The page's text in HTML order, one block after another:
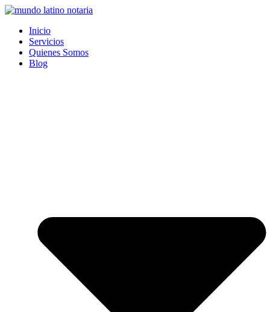
Saltar
contenido
Inicio
Servicios
Quienes Somos
Blog